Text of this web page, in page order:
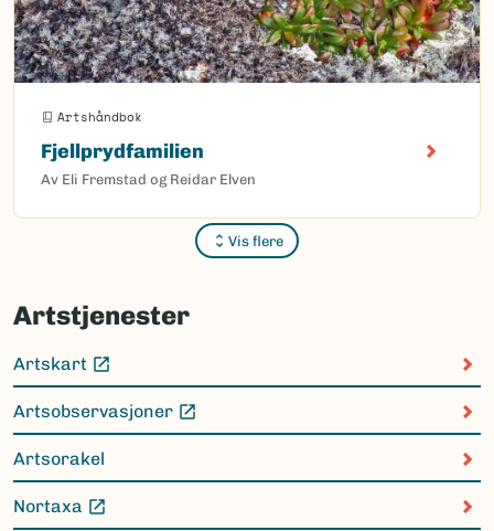
Artshåndbok
Fjellprydfamilien
Av Eli Fremstad og Reidar Elven
Vis flere
Artstjenester
Artskart
(Ekstern lenke)
Artsobservasjoner
(Ekstern lenke)
Artsorakel
Nortaxa
(Ekstern lenke)